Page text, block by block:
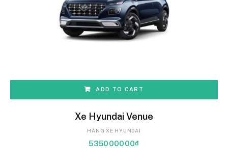
ADD TO CART
Xe Hyundai Venue
HÃNG XE HYUNDAI
535000000₫